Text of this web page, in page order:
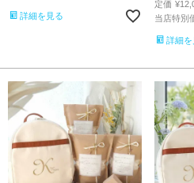
詳細を見る
定価 ¥
当店特別
詳細を